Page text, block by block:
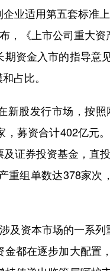
业适用第五套标准
，《上市公司重
资金入市的指导
占比。
股发行市场，按照
募资合计402亿元
证券投资基金，直
重组单数达378家
资本市场的一系列
都在逐步加大配置